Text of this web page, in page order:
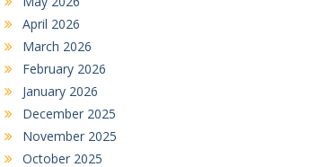
April 2026
March 2026
February 2026
January 2026
December 2025
November 2025
October 2025